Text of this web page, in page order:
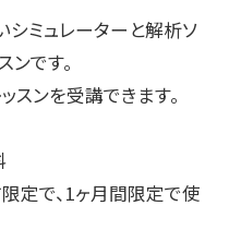
ミュレーターと解析ソ
ンです。
スンを受講できます。
定で、1ヶ月間限定で使